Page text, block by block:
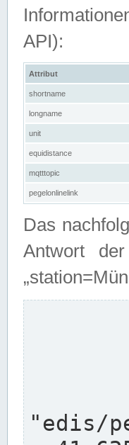
API):
Attribut
shortname
longname
unit
equidistance
mqtttopic
pegelonlinelink
Das
Antwort
"edis/